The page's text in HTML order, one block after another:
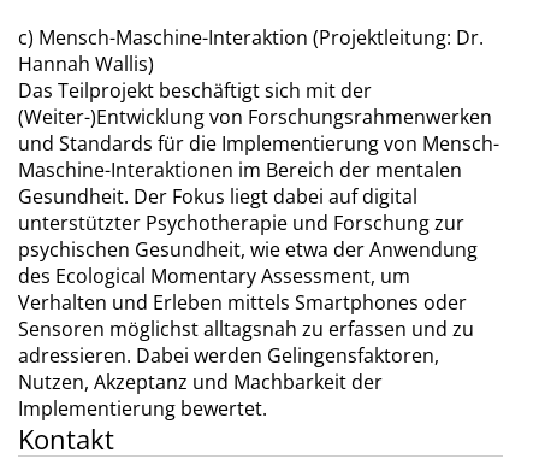
c) Mensch-Maschine-Interaktion (Projektleitung: Dr.
Hannah Wallis)
Das Teilprojekt beschäftigt sich mit der
(Weiter-)Entwicklung von Forschungsrahmenwerken
und Standards für die Implementierung von Mensch-
Maschine-Interaktionen im Bereich der mentalen
Gesundheit. Der Fokus liegt dabei auf digital
unterstützter Psychotherapie und Forschung zur
psychischen Gesundheit, wie etwa der Anwendung
des Ecological Momentary Assessment, um
Verhalten und Erleben mittels Smartphones oder
Sensoren möglichst alltagsnah zu erfassen und zu
adressieren. Dabei werden Gelingensfaktoren,
Nutzen, Akzeptanz und Machbarkeit der
Implementierung bewertet.
Kontakt